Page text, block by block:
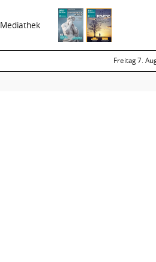
Mediathek
Freitag 7.